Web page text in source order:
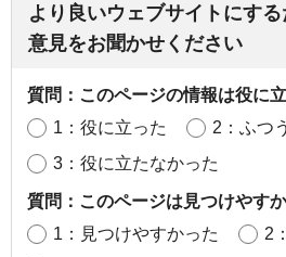
より良いウェブサイトにす
意見をお聞かせください
質問：このページの情報は役に
1：役に立った
2：ふつう
3：役に立たなかった
質問：このページは見つけやす
1：見つけやすかった
2